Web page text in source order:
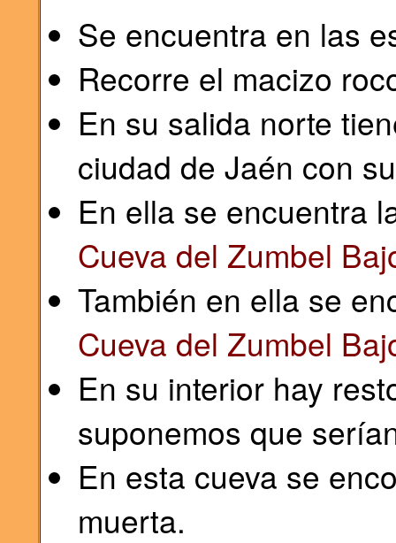
Se encuentra en las
Recorre el macizo
En su salida norte
ciudad de Jaén con
En ella se encuentra
Cueva del Zumbel
También en ella se
Cueva del Zumbel
En su interior hay
suponemos que
En esta cueva se
muerta.